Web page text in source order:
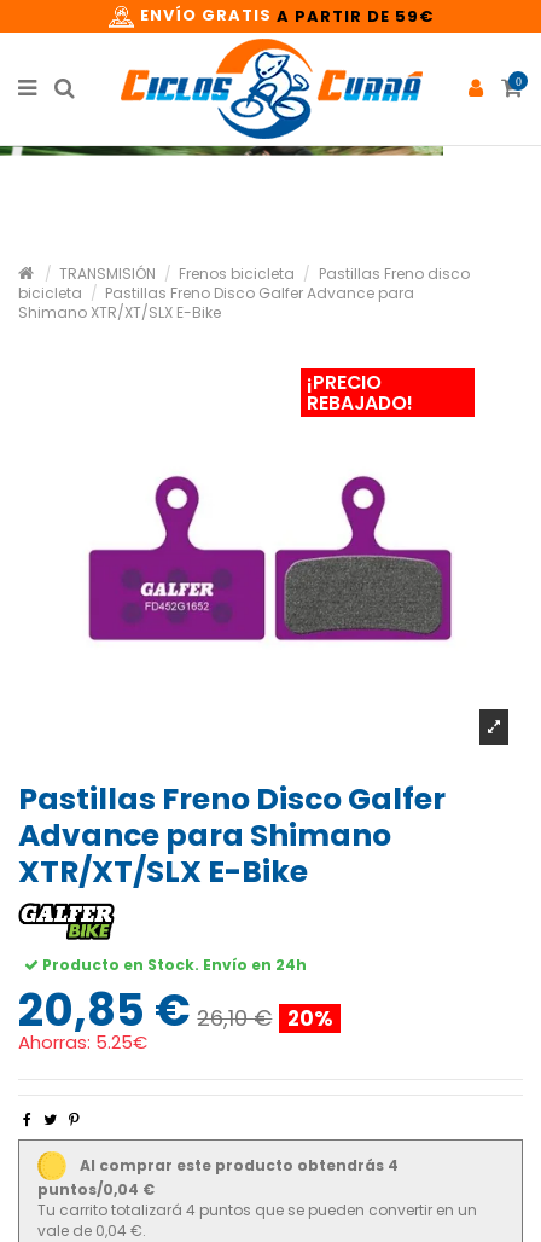
ENVÍO GRATIS A PARTIR DE 59€
0
TRANSMISIÓN Frenos bicicleta
Pastillas Freno disco
bicicleta
Pastillas Freno Disco Galfer Advance para
Shimano XTR/XT/SLX E-Bike
¡PRECIO
REBAJADO!
Pastillas Freno Disco Galfer
Advance para Shimano
XTR/XT/SLX E-Bike
Producto en Stock. Envío en 24h
20,85 € 26,10 € 20%
Ahorras: 5.25€
Al comprar este producto obtendrás 4
puntos/0,04 €
Tu carrito totalizará 4 puntos que se pueden convertir en un
vale de 0,04 €.